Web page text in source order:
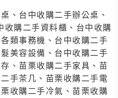
、台中收購二手辦公桌、
收購二手資料櫃、台中收購
類事務機、台中收購二手
美容設備、台中收購二手
、苗栗收購二手家具、苗
手茶几、苗栗收購二手電
收購二手冷氣、苗栗收購